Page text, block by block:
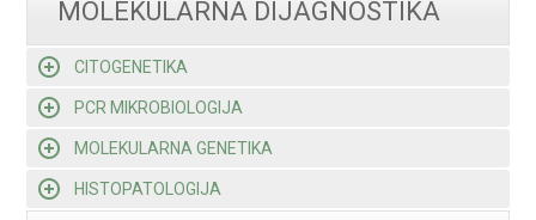
MOLEKULARNA DIJAGNOSTIKA
CITOGENETIKA
PCR MIKROBIOLOGIJA
MOLEKULARNA GENETIKA
HISTOPATOLOGIJA